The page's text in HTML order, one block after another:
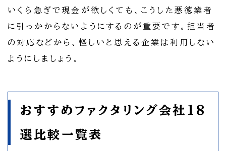
いくら急ぎで現金が欲しくても、こうした悪徳業者
に引っかからないようにするのが重要です。担当者
の対応などから、怪しいと思える企業は利用しない
ようにしましょう。
おすすめファクタリング会社18
選比較一覧表